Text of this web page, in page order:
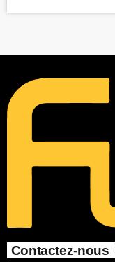
Contactez-nous